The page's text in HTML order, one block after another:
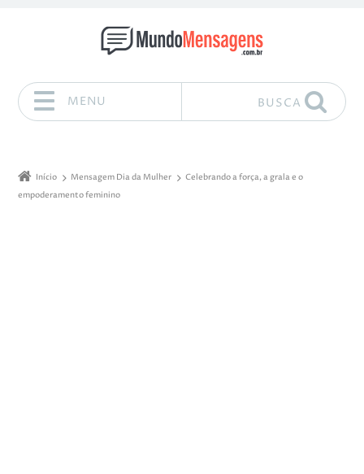
MENU BUSCA
Início Mensagem Dia da Mulher
Celebrando a força, a grala e o
empoderamento feminino